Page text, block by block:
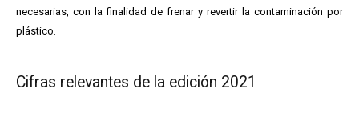
necesarias, con la finalidad de frenar y revertir la contaminación por
plástico.
Cifras relevantes de la edición 2021